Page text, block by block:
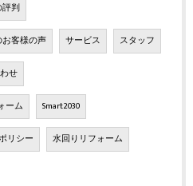
評判
お客様の声 サービス スタッフ
せ
ーム Smart2030
リシー 水回りリフォーム